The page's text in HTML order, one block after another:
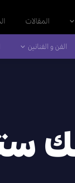
المقالات
الفن و الفنانين